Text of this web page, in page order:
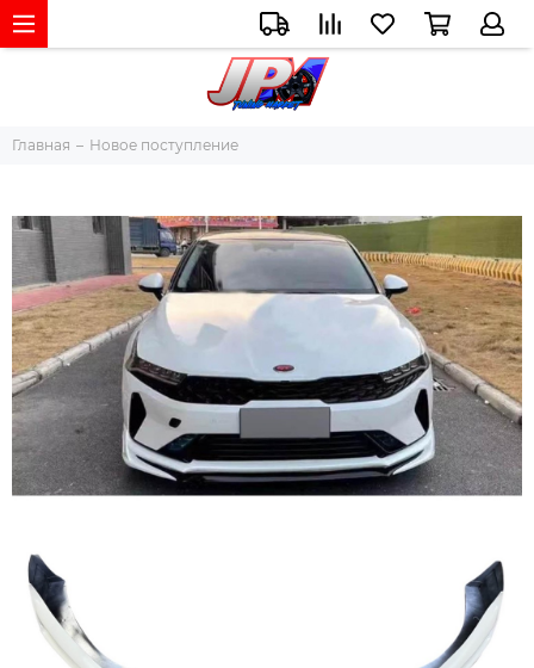
Главная Новое поступление